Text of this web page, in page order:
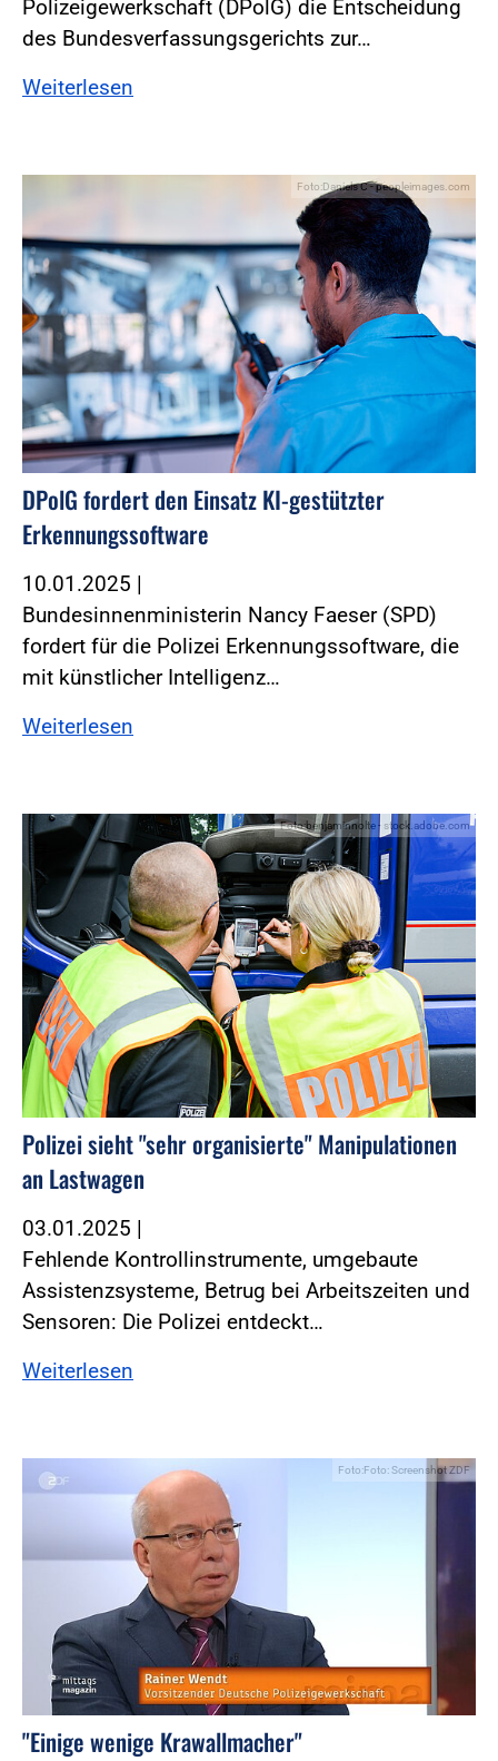
Polizeigewerkschaft (DPolG) die Entscheidung
des Bundesverfassungsgerichts zur…
Weiterlesen
Foto:Daniels C - peopleimages.com
DPolG fordert den Einsatz KI-gestützter
Erkennungssoftware
10.01.2025 |
Bundesinnenministerin Nancy Faeser (SPD)
fordert für die Polizei Erkennungssoftware, die
mit künstlicher Intelligenz…
Weiterlesen
Foto:benjaminnolte - stock.adobe.com
Polizei sieht "sehr organisierte" Manipulationen
an Lastwagen
03.01.2025 |
Fehlende Kontrollinstrumente, umgebaute
Assistenzsysteme, Betrug bei Arbeitszeiten und
Sensoren: Die Polizei entdeckt…
Weiterlesen
Foto:Foto: Screenshot ZDF
"Einige wenige Krawallmacher"